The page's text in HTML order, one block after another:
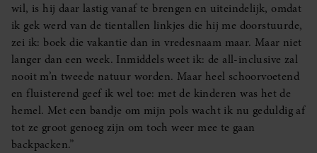
wil, is hij daar lastig vanaf te brengen en uiteindelijk, omdat
ik gek werd van de tientallen linkjes die hij me doorstuurde,
zei ik: boek die vakantie dan in vredesnaam maar. Maar niet
langer dan een week. Inmiddels weet ik: de all-inclusive zal
nooit m’n tweede natuur worden. Maar heel schoorvoetend
en fluisterend geef ik wel toe: met de kinderen was het de
hemel. Met een bandje om mijn pols wacht ik nu geduldig af
tot ze groot genoeg zijn om toch weer mee te gaan
backpacken.”